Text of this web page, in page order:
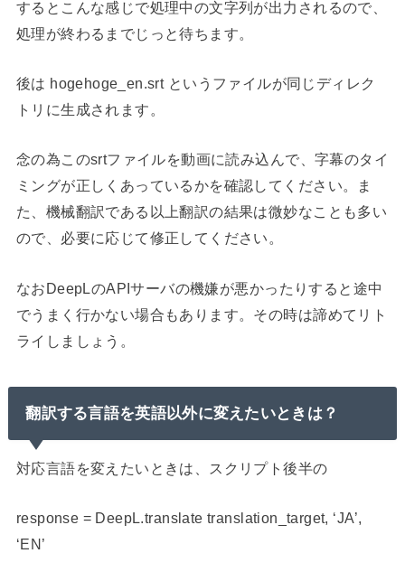
するとこんな感じで処理中の文字列が出力されるので、
処理が終わるまでじっと待ちます。
後は hogehoge_en.srt というファイルが同じディレク
トリに生成されます。
念の為このsrtファイルを動画に読み込んで、字幕のタイ
ミングが正しくあっているかを確認してください。ま
た、機械翻訳である以上翻訳の結果は微妙なことも多い
ので、必要に応じて修正してください。
なおDeepLのAPIサーバの機嫌が悪かったりすると途中
でうまく行かない場合もあります。その時は諦めてリト
ライしましょう。
翻訳する言語を英語以外に変えたいときは？
対応言語を変えたいときは、スクリプト後半の
response = DeepL.translate translation_target, ‘JA’,
‘EN’